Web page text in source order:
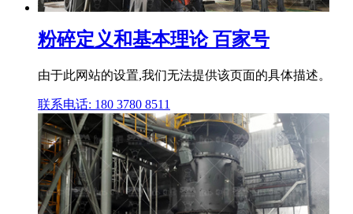
粉碎定义和基本理论 百家号
由于此网站的设置,我们无法提供该页面的具体描述。
联系电话: 180 3780 8511